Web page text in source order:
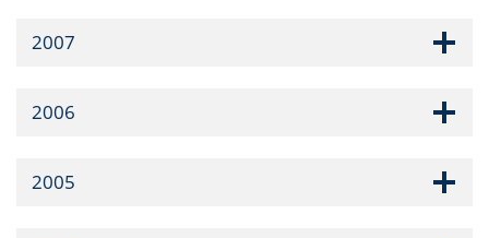
2007
2006
2005